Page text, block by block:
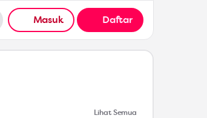
Masuk Daftar
Lihat Semua